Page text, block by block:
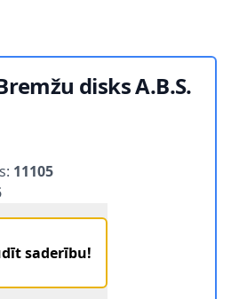
disks A.B.S.
11105
saderību!